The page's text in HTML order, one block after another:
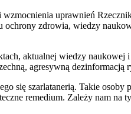
uprawnień
zdrowia, wiedzy
aktualnej wiedzy
agresywną dezinformacją
się szarlatanerią. Takie
remedium. Zależy nam na